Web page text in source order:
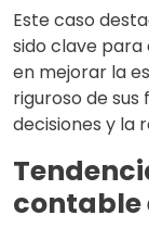
Este caso
sido clave
en mejorar la
riguroso de
decisiones y la
contable